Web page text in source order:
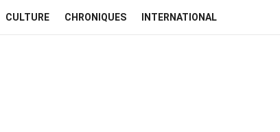
CULTURE CHRONIQUES INTERNATIONAL